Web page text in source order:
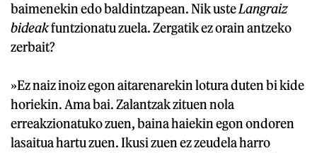
baimenekin edo baldintzapean. Nik usteLangraiz
bideakfuntzionatu zuela. Zergatik ez orain antzeko
zerbait?
»Ez naiz inoiz egon aitarenarekin lotura duten bi kide
horiekin. Ama bai. Zalantzak zituen nola
erreakzionatuko zuen, baina haiekin egon ondoren
lasaitua hartu zuen. Ikusi zuen ez zeudela harro